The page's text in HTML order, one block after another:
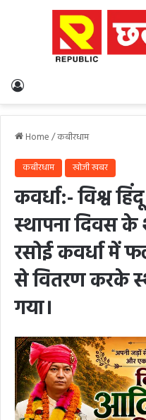
Home/कबीरधाम
कबीरधाम खोजी खबर
कवर्धा:- विश्व
स्थापना दिवस के
रसोई कवर्धा में
से वितरण करके
गया।